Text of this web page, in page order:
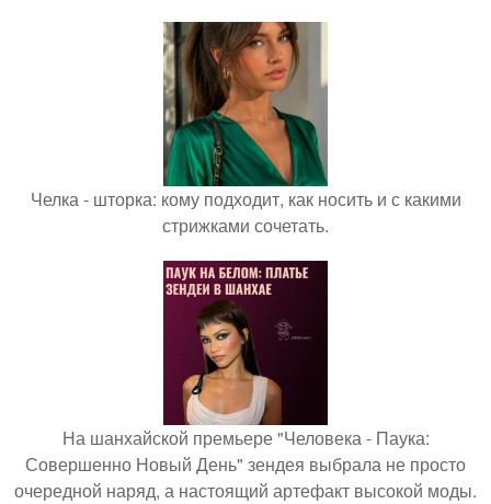
Челка - шторка: кому подходит, как носить и с какими
стрижками сочетать.
На шанхайской премьере "Человека - Паука:
Совершенно Новый День" зендея выбрала не просто
очередной наряд, а настоящий артефакт высокой моды.